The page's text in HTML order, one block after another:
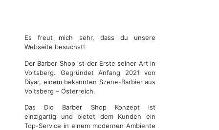
Es freut mich sehr, dass du unsere
Webseite besuchst!
Der Barber Shop ist der Erste seiner Art in
Voitsberg. Gegründet Anfang 2021 von
Diyar, einem bekannten Szene-Barbier aus
Voitsberg – Österreich.
Das Dio Barber Shop Konzept ist
einzigartig und bietet dem Kunden ein
Top-Service in einem modernen Ambiente